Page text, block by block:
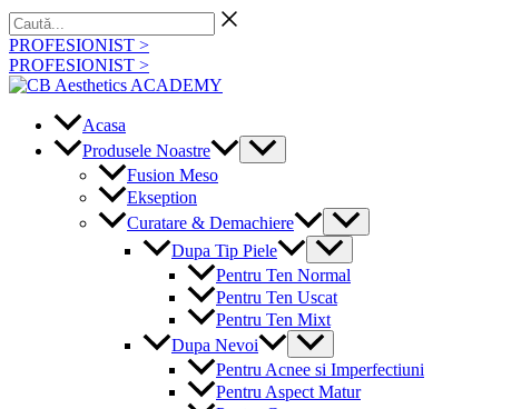
Skip
to
content
Caută...
PROFESIONIST >
PROFESIONIST >
Acasa
Produsele Noastre
Menu
Toggle
Fusion Meso
Ekseption
Curatare & Demachiere
Menu
Toggle
Dupa Tip Piele
Menu
Toggle
Pentru Ten Normal
Pentru Ten Uscat
Pentru Ten Mixt
Dupa Nevoi
Menu
Toggle
Pentru Acnee si Imperfectiuni
Pentru Aspect Matur